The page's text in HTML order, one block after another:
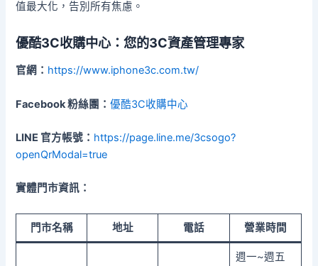
值最大化，告別所有焦慮。
優酷3C收購中心：您的3C資產管理專家
官網： https://www.iphone3c.com.tw/
Facebook 粉絲團：優酷3C收購中心
LINE 官方帳號： https://page.line.me/3csogo?
openQrModal=true
實體門市資訊：
門市名稱 地址 電話 營業時間
週一~週五